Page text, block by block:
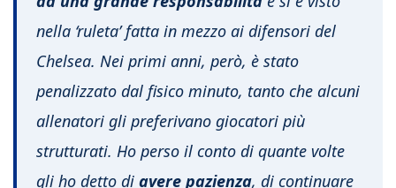
nella ‘ruleta’ fatta in mezzo ai difensori del
Chelsea. Nei primi anni, però, è stato
penalizzato dal fisico minuto, tanto che alcuni
allenatori gli preferivano giocatori più
strutturati. Ho perso il conto di quante volte
gli ho detto di avere pazienza, di continuare